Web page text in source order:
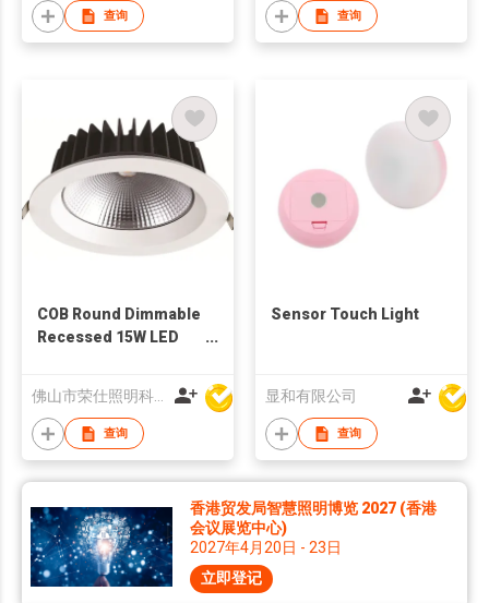
查询 查询
COB Round Dimmable
Recessed 15W LED
佛山市荣仕照明科技有限公司
查询
Sensor Touch Light
显和有限公司
查询
香港贸发局智慧照明博览 2027 (香港
会议展览中心)
2027年4月20日 - 23日
立即登记